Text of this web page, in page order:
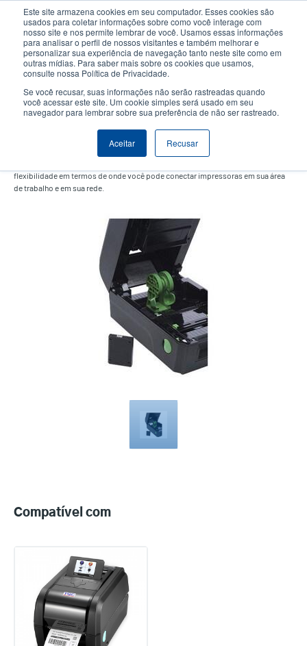
Este site armazena cookies em seu computador. Esses cookies são
usados para coletar informações sobre como você interage com
nosso site e nos permite lembrar de você. Usamos essas informações
para analisar o perfil de nossos visitantes e também melhorar e
personalizar sua experiência de navegação tanto neste site como em
outras mídias. Para saber mais sobre os cookies que usamos,
consulte nossa Política de Privacidade.
Se você recusar, suas informações não serão rastreadas quando
você acessar este site. Um cookie simples será usado em seu
navegador para lembrar sobre sua preferência de não ser rastreado.
Aceitar Recusar
conteúdo
principal
User
account
User
Header
Seletor de Produto Contactar Vendas
Módulo Slot-In Wi-Fi
flexibilidade em termos de onde você pode conectar impressoras em sua área
de trabalho e em sua rede.
with
Compatível com